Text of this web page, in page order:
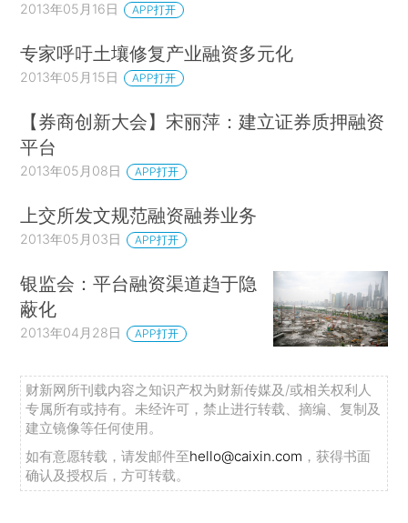
2013年05月16日 APP打开
专家呼吁土壤修复产业融资多元化
2013年05月15日 APP打开
【券商创新大会】宋丽萍：建立证券质押融资
平台
2013年05月08日 APP打开
上交所发文规范融资融券业务
2013年05月03日 APP打开
银监会：平台融资渠道趋于隐
蔽化
2013年04月28日 APP打开
财新网所刊载内容之知识产权为财新传媒及/或相关权利人
专属所有或持有。未经许可，禁止进行转载、摘编、复制及
建立镜像等任何使用。
如有意愿转载，请发邮件至hello@caixin.com ，获得书面
确认及授权后，方可转载。